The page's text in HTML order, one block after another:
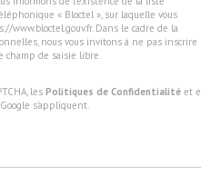
« Bloctel », sur laquelle vous
www.bloctel.gouv.fr. Dans le cadre de la
nous vous invitons à ne pas inscrire
champ de saisie libre.
lesPolitiques de Confidentialité et
s'appliquent.